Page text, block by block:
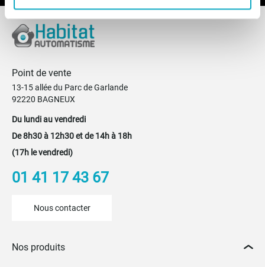
Point de vente
13-15 allée du Parc de Garlande
92220 BAGNEUX
Du lundi au vendredi
De 8h30 à 12h30 et de 14h à 18h
(17h le vendredi)
01 41 17 43 67
Nous contacter
Nos produits